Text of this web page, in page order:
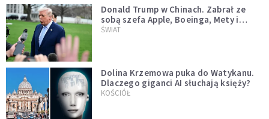
Donald Trump w Chinach. Zabrał ze
sobą szefa Apple, Boeinga, Mety i
Muska
ŚWIAT
Dolina Krzemowa puka do Watykanu.
Dlaczego giganci AI słuchają księży?
KOŚCIÓŁ